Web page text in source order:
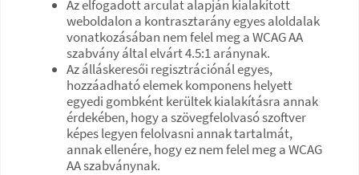
Az elfogadott arculat alapján kialakított
weboldalon a kontrasztarány egyes aloldalak
vonatkozásában nem felel meg a WCAG AA
szabvány által elvárt 4.5:1 aránynak.
Az álláskeresői regisztrációnál egyes,
hozzáadható elemek komponens helyett
egyedi gombként kerültek kialakításra annak
érdekében, hogy a szövegfelolvasó szoftver
képes legyen felolvasni annak tartalmát,
annak ellenére, hogy ez nem felel meg a WCAG
AA szabványnak.